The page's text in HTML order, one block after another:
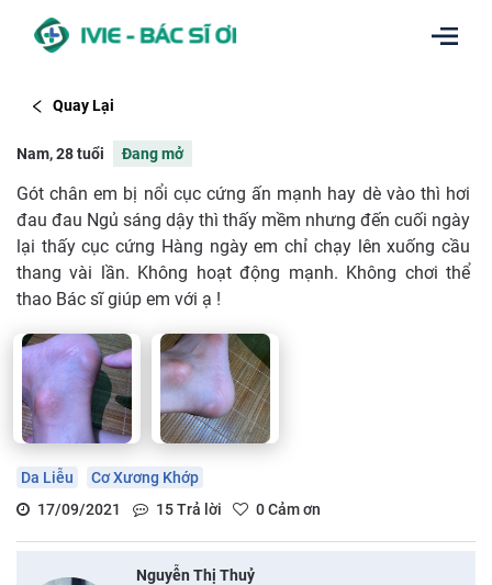
Quay Lại
Nam, 28 tuổi Đang mở
Gót chân em bị nổi cục cứng ấn mạnh hay dè vào thì hơi
đau đau Ngủ sáng dậy thì thấy mềm nhưng đến cuối ngày
lại thấy cục cứng Hàng ngày em chỉ chạy lên xuống cầu
thang vài lần. Không hoạt động mạnh. Không chơi thể
thao Bác sĩ giúp em với ạ !
Da Liễu
Cơ Xương Khớp
17/09/2021
15Trả lời 0Cảm ơn
Nguyễn Thị Thuỷ